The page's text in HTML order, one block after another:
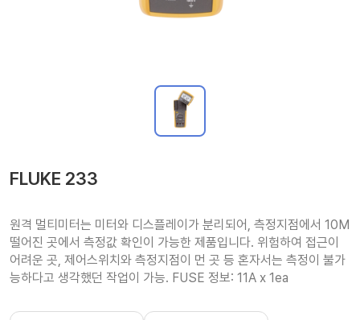
FLUKE 233
원격 멀티미터는 미터와 디스플레이가 분리되어, 측정지점에서 10M
떨어진 곳에서 측정값 확인이 가능한 제품입니다. 위험하여 접근이
어려운 곳, 제어스위치와 측정지점이 먼 곳 등 혼자서는 측정이 불가
능하다고 생각했던 작업이 가능. FUSE 정보: 11A x 1ea